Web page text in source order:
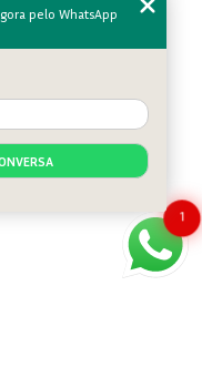
1
pelo WhatsApp